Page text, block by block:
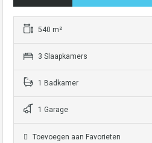
540 m²
3 Slaapkamers
1 Badkamer
1 Garage
Toevoegen aan Favorieten